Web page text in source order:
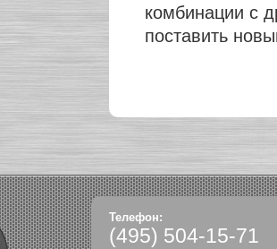
комбинации с
поставить
Телефон:
(495) 504-15-71